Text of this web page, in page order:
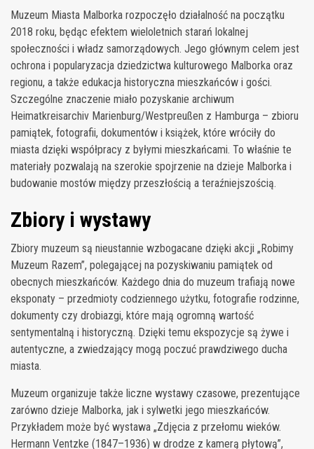
Muzeum Miasta Malborka rozpoczęło działalność na początku
2018 roku, będąc efektem wieloletnich starań lokalnej
społeczności i władz samorządowych. Jego głównym celem jest
ochrona i popularyzacja dziedzictwa kulturowego Malborka oraz
regionu, a także edukacja historyczna mieszkańców i gości.
Szczególne znaczenie miało pozyskanie archiwum
Heimatkreisarchiv Marienburg/Westpreußen z Hamburga – zbioru
pamiątek, fotografii, dokumentów i książek, które wróciły do
miasta dzięki współpracy z byłymi mieszkańcami. To właśnie te
materiały pozwalają na szerokie spojrzenie na dzieje Malborka i
budowanie mostów między przeszłością a teraźniejszością.
Zbiory i wystawy
Zbiory muzeum są nieustannie wzbogacane dzięki akcji „Robimy
Muzeum Razem”, polegającej na pozyskiwaniu pamiątek od
obecnych mieszkańców. Każdego dnia do muzeum trafiają nowe
eksponaty – przedmioty codziennego użytku, fotografie rodzinne,
dokumenty czy drobiazgi, które mają ogromną wartość
sentymentalną i historyczną. Dzięki temu ekspozycje są żywe i
autentyczne, a zwiedzający mogą poczuć prawdziwego ducha
miasta.
Muzeum organizuje także liczne wystawy czasowe, prezentujące
zarówno dzieje Malborka, jak i sylwetki jego mieszkańców.
Przykładem może być wystawa „Zdjęcia z przełomu wieków.
Hermann Ventzke (1847–1936) w drodze z kamerą płytową”,